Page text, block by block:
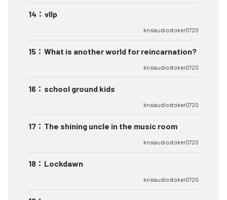
14 ： vllp
knsiaudiostoker0720
15 ： What is another world for reincarnation?
knsiaudiostoker0720
16 ： school ground kids
knsiaudiostoker0720
17 ： The shining uncle in the music room
knsiaudiostoker0720
18 ： Lockdawn
knsiaudiostoker0720